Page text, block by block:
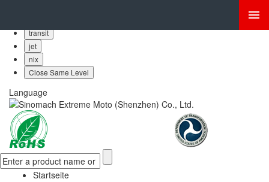
transit
jet
nix
Close Same Level
Language
Startseite